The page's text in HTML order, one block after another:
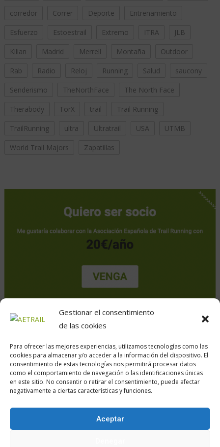
Gestionar el consentimiento
de las cookies
Para ofrecer las mejores experiencias, utilizamos tecnologías como las
cookies para almacenar y/o acceder a la información del dispositivo. El
consentimiento de estas tecnologías nos permitirá procesar datos
como el comportamiento de navegación o las identificaciones únicas
en este sitio. No consentir o retirar el consentimiento, puede afectar
negativamente a ciertas características y funciones.
Aceptar
corredor Correr Deporte Entrenamiento
Esfuerzo Estoestrail Extremo ITRA JLB
Kilian Madrid Merrell Montaña Outdoor
Rab Radio Reloj Running Salud saucony
Senderismo TheNorthFace The North Face
Therabody TorX trail Trail Running
TrailRunning ultra Ultratrail USA UTMB
World Trail Majors Zapatillas
Calle Daoiz, 12, Madrid